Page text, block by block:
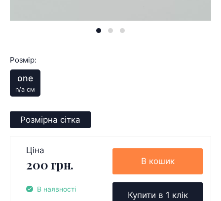
Розмір:
one
n/a см
Розмірна сітка
Ціна
200 грн.
В наявності
В кошик
Купити в 1 клік